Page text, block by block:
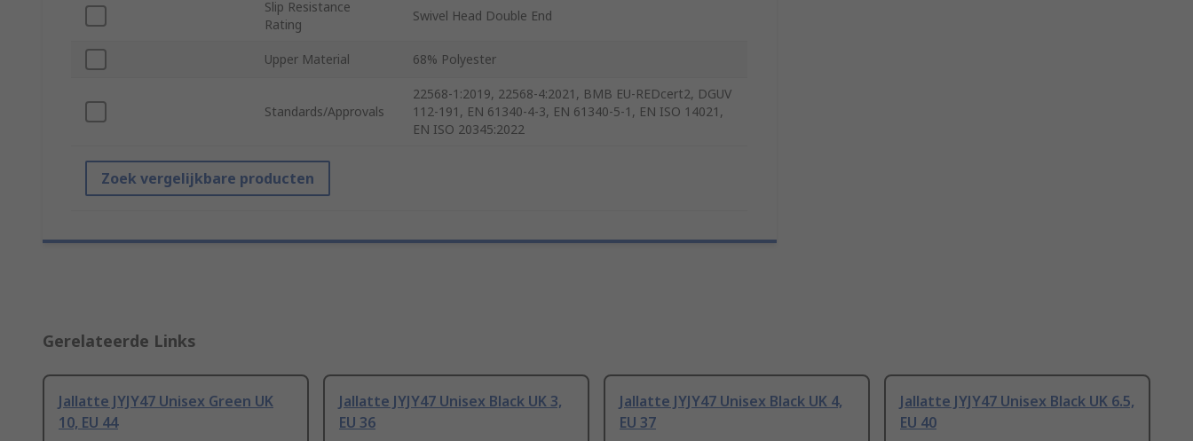
Slip Resistance
Rating
Swivel Head Double End
Upper Material 68% Polyester
Standards/Approvals
22568-1:2019, 22568-4:2021, BMB EU-REDcert2, DGUV
112-191, EN 61340-4-3, EN 61340-5-1, EN ISO 14021,
EN ISO 20345:2022
Zoek vergelijkbare producten
Gerelateerde Links
Jallatte JYJY47 Unisex Green UK
10, EU 44
Jallatte JYJY47 Unisex Black UK 3,
EU 36
Jallatte JYJY47 Unisex Black UK 4,
EU 37
Jallatte JYJY47 Unisex Black UK 6.5,
EU 40